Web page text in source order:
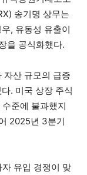
송기명 상무는
, 유동성 유출이
을 공식화했다.
자산 규모의 급증
. 미국 상장 주식
준에 불과했지
2025년 3분기
유입 경쟁이 맞